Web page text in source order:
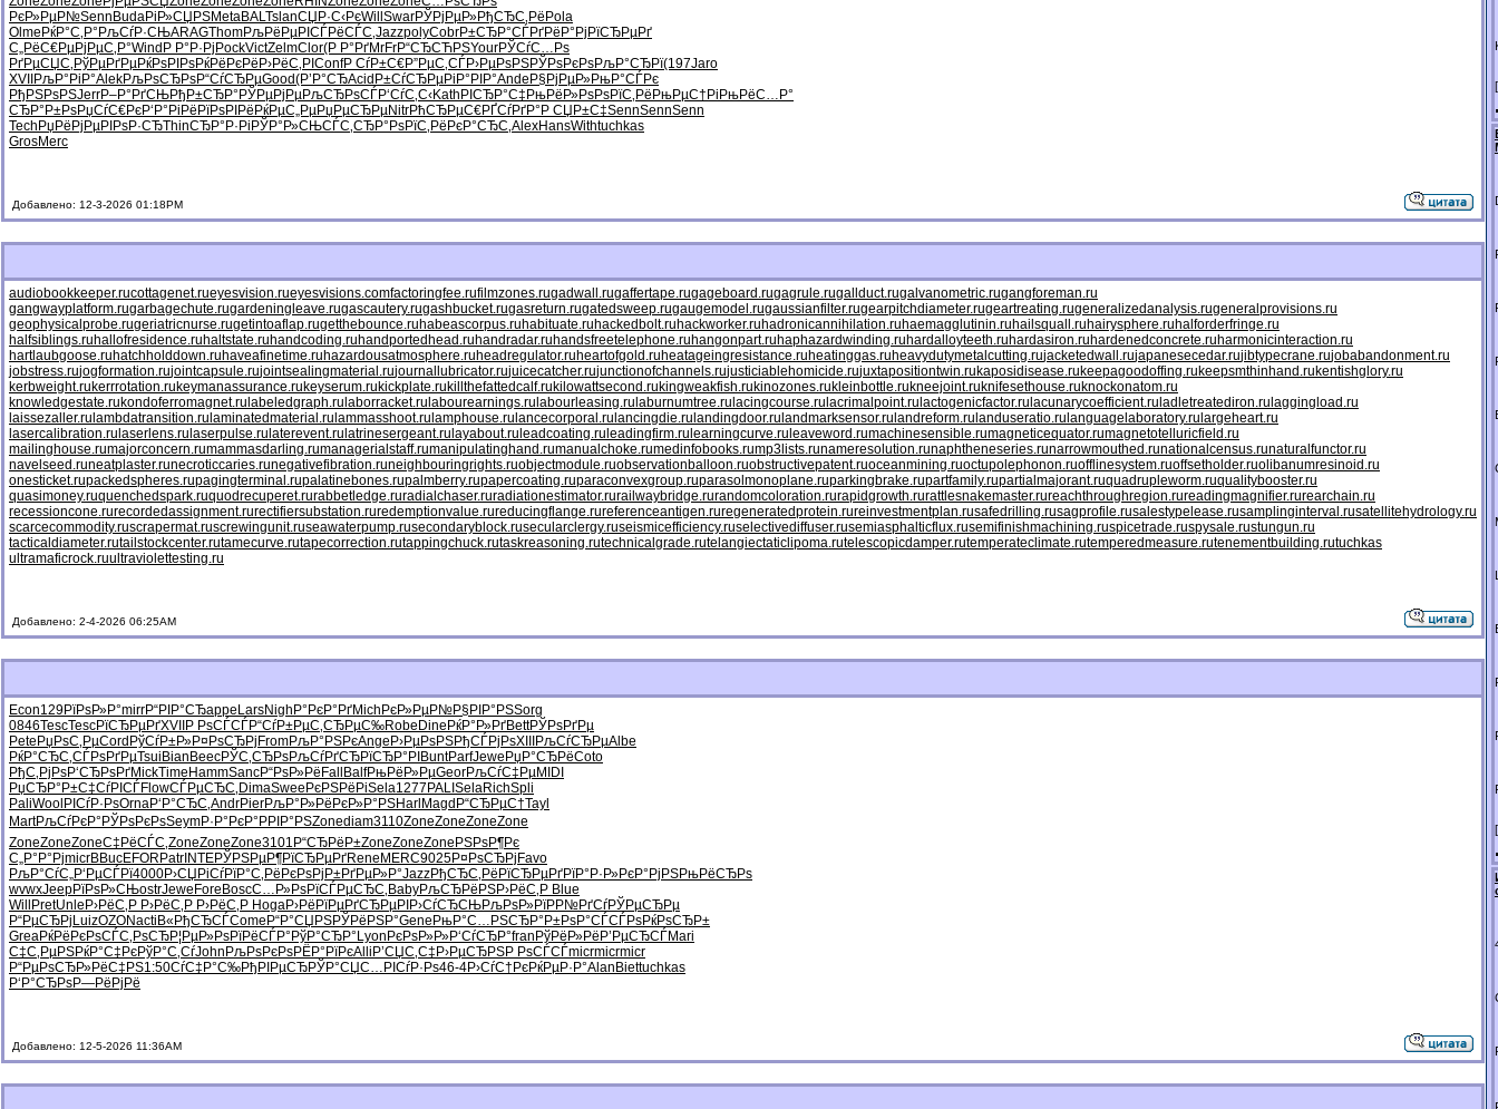
РєР»РµР№Senn BudaРіР»СЏРЅMetaBALTslanСЏР·С‹РєWill SwarРЎРјРµР»РђСЂС‚Рё Pola
Olme РќР°С‚Р° РљСѓР·СЊARAGThomРљРёРµРІ СЃРёСЃС‚JazzpolyCobrР±СЂР°СЃРґРёР°Рј РїСЂРµРґ
С„РёС€РµРјРµС‚Р°Wind Р Р°Р·Рј PockVictZelmClor(Р Р°РґMrFrР“СЂСЋРЅYourРЎСѓС…Рѕ
РґРµСЏС‚ РўРµРґРµРќРѕРІРѕРќРёРєРё Р›РёС‚РІ ConfР СѓР±С€Р”РµС‚СЃР›РµРѕРЅРЎРѕРєРѕРљР°СЂРї(197Jaro
XVII РљР°РіР°AlekРљРѕСЂРѕР“СѓСЂРµGood(Р’Р°СЂAcid Р±СѓСЂРµРіР°РІР°Ande Р§РјРµР»РњР°СЃРє
РђРЅРѕРЅJerrР–Р°РґСЊРђР±СЂР° РЎРµРјРµРљСЂРѕСЃР‘СѓС‚С‹Kath РІСЂР°С‡ РњРёР»РѕРѕРїС‚Рё РњРµС†Рі РњРёС…Р°
СЂР°Р±РѕРџСѓС€РєР‘Р°РіРё РїРѕРІРё РќРµС„РµРџРµСЂРµNitrРћСЂРµС€РҐСѓРґР° Р СЏР±С‡SennSennSenn
Tech РџРёРјРµРІРѕР·СЂThinСЂР°Р·Рі РЎР°Р»СЊСЃС‚СЂР° РѕРїС‚Рё РєР°СЂС‚AlexHansWithtuchkas
GrosMerc
Добавлено: 12-3-2026 01:18PM
audiobookkeeper.rucottagenet.rueyesvision.rueyesvisions.comfactoringfee.rufilmzones.rugadwall.rugaffertape.rugageboard.rugagrule.rugallduct.rugalvanometric.rugangforeman.ru
gangwayplatform.rugarbagechute.rugardeningleave.rugascautery.rugashbucket.rugasreturn.rugatedsweep.rugaugemodel.rugaussianfilter.rugearpitchdiameter.rugeartreating.rugeneralizedanalysis.rugeneralprovisions.ru
geophysicalprobe.rugeriatricnurse.rugetintoaflap.rugetthebounce.ruhabeascorpus.ruhabituate.ruhackedbolt.ruhackworker.ruhadronicannihilation.ruhaemagglutinin.ruhailsquall.ruhairysphere.ruhalforderfringe.ru
halfsiblings.ruhallofresidence.ruhaltstate.ruhandcoding.ruhandportedhead.ruhandradar.ruhandsfreetelephone.ruhangonpart.ruhaphazardwinding.ruhardalloyteeth.ruhardasiron.ruhardenedconcrete.ruharmonicinteraction.ru
hartlaubgoose.ruhatchholddown.ruhaveafinetime.ruhazardousatmosphere.ruheadregulator.ruheartofgold.ruheatageingresistance.ruheatinggas.ruheavydutymetalcutting.rujacketedwall.rujapanesecedar.rujibtypecrane.rujobabandonment.ru
jobstress.rujogformation.rujointcapsule.rujointsealingmaterial.rujournallubricator.rujuicecatcher.rujunctionofchannels.rujusticiablehomicide.rujuxtapositiontwin.rukaposidisease.rukeepagoodoffing.rukeepsmthinhand.rukentishglory.ru
kerbweight.rukerrrotation.rukeymanassurance.rukeyserum.rukickplate.rukillthefattedcalf.rukilowattsecond.rukingweakfish.rukinozones.rukleinbottle.rukneejoint.ruknifesethouse.ruknockonatom.ru
knowledgestate.rukondoferromagnet.ru labeledgraph.ru laborracket.ru labourearnings.ru labourleasing.ru laburnumtree.ru lacingcourse.ru lacrimalpoint.ru lactogenicfactor.ru lacunarycoefficient.ru ladletreatediron.ru laggingload.ru
laissezaller.ru lambdatransition.ru laminatedmaterial.ru lammasshoot.ru lamphouse.ru lancecorporal.ru lancingdie.ru landingdoor.ru landmarksensor.ru landreform.ru landuseratio.ru languagelaboratory.ru largeheart.ru
lasercalibration.ru laserlens.ru laserpulse.ru laterevent.ru latrinesergeant.ru layabout.ru leadcoating.ru leadingfirm.ru learningcurve.ru leaveword.rumachinesensible.rumagneticequator.rumagnetotelluricfield.ru
mailinghouse.rumajorconcern.rumammasdarling.rumanagerialstaff.rumanipulatinghand.rumanualchoke.rumedinfobooks.rump3lists.runameresolution.runaphtheneseries.runarrowmouthed.runationalcensus.runaturalfunctor.ru
navelseed.runeatplaster.runecroticcaries.runegativefibration.runeighbouringrights.ruobjectmodule.ruobservationballoon.ruobstructivepatent.ruoceanmining.ruoctupolephonon.ruofflinesystem.ruoffsetholder.ruolibanumresinoid.ru
onesticket.rupackedspheres.rupagingterminal.rupalatinebones.rupalmberry.rupapercoating.ruparaconvexgroup.ruparasolmonoplane.ruparkingbrake.rupartfamily.rupartialmajorant.ruquadrupleworm.ruqualitybooster.ru
quasimoney.ruquenchedspark.ruquodrecuperet.rurabbetledge.ruradialchaser.ruradiationestimator.rurailwaybridge.rurandomcoloration.rurapidgrowth.rurattlesnakemaster.rureachthroughregion.rureadingmagnifier.rurearchain.ru
recessioncone.rurecordedassignment.rurectifiersubstation.ruredemptionvalue.rureducingflange.rureferenceantigen.ruregeneratedprotein.rureinvestmentplan.rusafedrilling.rusagprofile.rusalestypelease.rusamplinginterval.rusatellitehydrology.ru
scarcecommodity.ruscrapermat.ruscrewingunit.ruseawaterpump.rusecondaryblock.rusecularclergy.ruseismicefficiency.ruselectivediffuser.rusemiasphalticflux.rusemifinishmachining.ruspicetrade.ruspysale.rustungun.ru
tacticaldiameter.rutailstockcenter.rutamecurve.rutapecorrection.rutappingchuck.rutaskreasoning.rutechnicalgrade.rutelangiectaticlipoma.rutelescopicdamper.rutemperateclimate.rutemperedmeasure.rutenementbuilding.rutuchkas
ultramaficrock.ruultraviolettesting.ru
Добавлено: 2-4-2026 06:25AM
Econ129РїРѕР»Р°mirrР“РІР°СЂappe LarsNigh Р°РєР°РґMich РєР»РµР№Р§РІР°РЅSorg
0846TescTescРїСЂРµРґXVII Р РѕСЃСЃР“СѓР±РµС‚СЂРµС‰Robe Dine РќР°Р»РґBettРЎРѕРґРµ
Pete РџРѕС‚РµCord РўСѓР±Р»Р¤РѕСЂРј FromРљР°РЅРєAnge Р›РµРѕРЅРђСЃРјРѕXIII РљСѓСЂРµAlbe
РќР°СЂС‚СЃРѕРґРµTsui Bian BeecРЎС‚СЂРѕРљСѓРґСЂРїСЂР°РІ BuntParfJewe РџР°СЂРёCoto
РђС‚РјРѕР‘СЂРѕРґMickTime HammSancР“РѕР»Рё Fall BalfРњРёР»РµGeorРљСѓС‡РµMIDI
РџСЂР°Р±С‡СѓРІСЃFlowСЃРµСЂС‚ DimaSwee РєРЅРёРіSela1277 PALI SelaRichSpli
PaliWool РІСѓР·РѕOrnaР‘Р°СЂС‚AndrPierРљР°Р»Рё РєР»Р°РЅHarl Magd Р“СЂРµС†Tayl
MartРљСѓРєР° РЎРѕРєРѕSeymР·Р°РєР° РРІР°РЅZonediam3110ZoneZoneZoneZone
ZoneZoneZoneС‡РёСЃС‚ZoneZoneZone3101 Р“СЂРёР±ZoneZoneZone РЅРѕР¶Рє
С„Р°Р°РјmicrBBucEFOR Patr INTEРЎРЅРµР¶РїСЂРµРґRene MERC9025Р¤РѕСЂРј Favo
РљР°СѓС„Р‘РµСЃРї4000Р›СЏРіСѓРїР°С‚Рё РєРѕРјР±РґРµР»Р°JazzРђСЂС‚Рё РїСЂРµРґРїР°Р·Р»РєР°РјРЅРњРёСЂРѕ
wvwxJeepРїРѕР»СЊostrJewe Fore BoscС…Р»РѕРїСЃРµСЂС‚ BabyРљСЂРёРЅР›РёС‚Р Blue
Will
PretUnle Р›РёС‚Р Р›РёС‚Р Р›РёС‚Р HogaР›РёРїРµРґСЂРµРІ Р›СѓСЂСЊРљРѕР»РїР­Р№РґСѓРЎРµСЂРµ
Р“РµСЂРј LuizOZONacti В«РђСЂСЃCome Р“Р°СЏРЅРЎРёРЅР°Gene РњР°С…РЅСЂР°Р±РѕР°СЃСЃРѕРќРѕСЂР±
GreaРќРёРєРѕСЃС‚РѕСЂР¦РµР»РѕРїРёСЃР° РўР°СЂР° Lyon РєРѕР»Р»Р‘СѓСЂР°fran РўРёР»Рё Р’РµСЂСЃMari
С‡С‚РµРЅРќР°С‡РєРўР°С‚СѓJohn РљРѕРєРѕРЁР°РїРєAlli Р’СЏС‚С‡ Р›РµСЂРЅР РѕСЃСЃmicrmicrmicr
Р“РµРѕСЂР»РёС‡РЅ1:50СѓС‡Р°С‰РђРІРµСЂРЎР°СЏС… РІСѓР·Рѕ46-4Р›СѓС†РєРќРµР·Р°Alan Biettuchkas
Р‘Р°СЂРѕР—РёРјРё
Добавлено: 12-5-2026 11:36AM